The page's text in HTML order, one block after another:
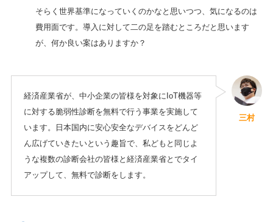
そらく世界基準になっていくのかなと思いつつ、気になるのは
費用面です。導入に対して二の足を踏むところだと思います
が、何か良い案はありますか？
経済産業省が、中小企業の皆様を対象にIoT機器等
に対する脆弱性診断を無料で行う事業を実施して
います。日本国内に安心安全なデバイスをどんど
ん広げていきたいという趣旨で、私どもと同じよ
うな複数の診断会社の皆様と経済産業省とでタイ
アップして、無料で診断をします。
三村